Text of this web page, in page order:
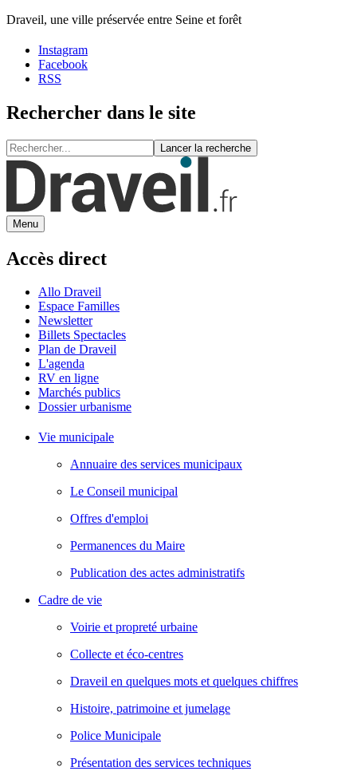
Draveil, une ville préservée entre Seine et forêt
Instagram
Facebook
RSS
Rechercher dans le site
Lancer la recherche
Menu
Accès direct
Allo Draveil
Espace Familles
Newsletter
Billets Spectacles
Plan de Draveil
L'agenda
RV en ligne
Marchés publics
Dossier urbanisme
Vie municipale
Annuaire des services municipaux
Le Conseil municipal
Offres d'emploi
Permanences du Maire
Publication des actes administratifs
Cadre de vie
Voirie et propreté urbaine
Collecte et éco-centres
Draveil en quelques mots et quelques chiffres
Histoire, patrimoine et jumelage
Police Municipale
Présentation des services techniques